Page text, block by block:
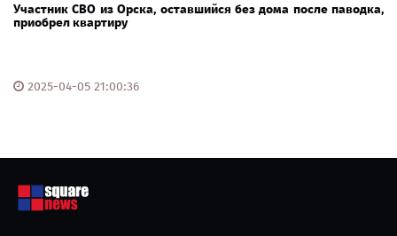
Участник СВО из Орска, оставшийся без дома после паводка,
приобрел квартиру
2025-04-05 21:00:36